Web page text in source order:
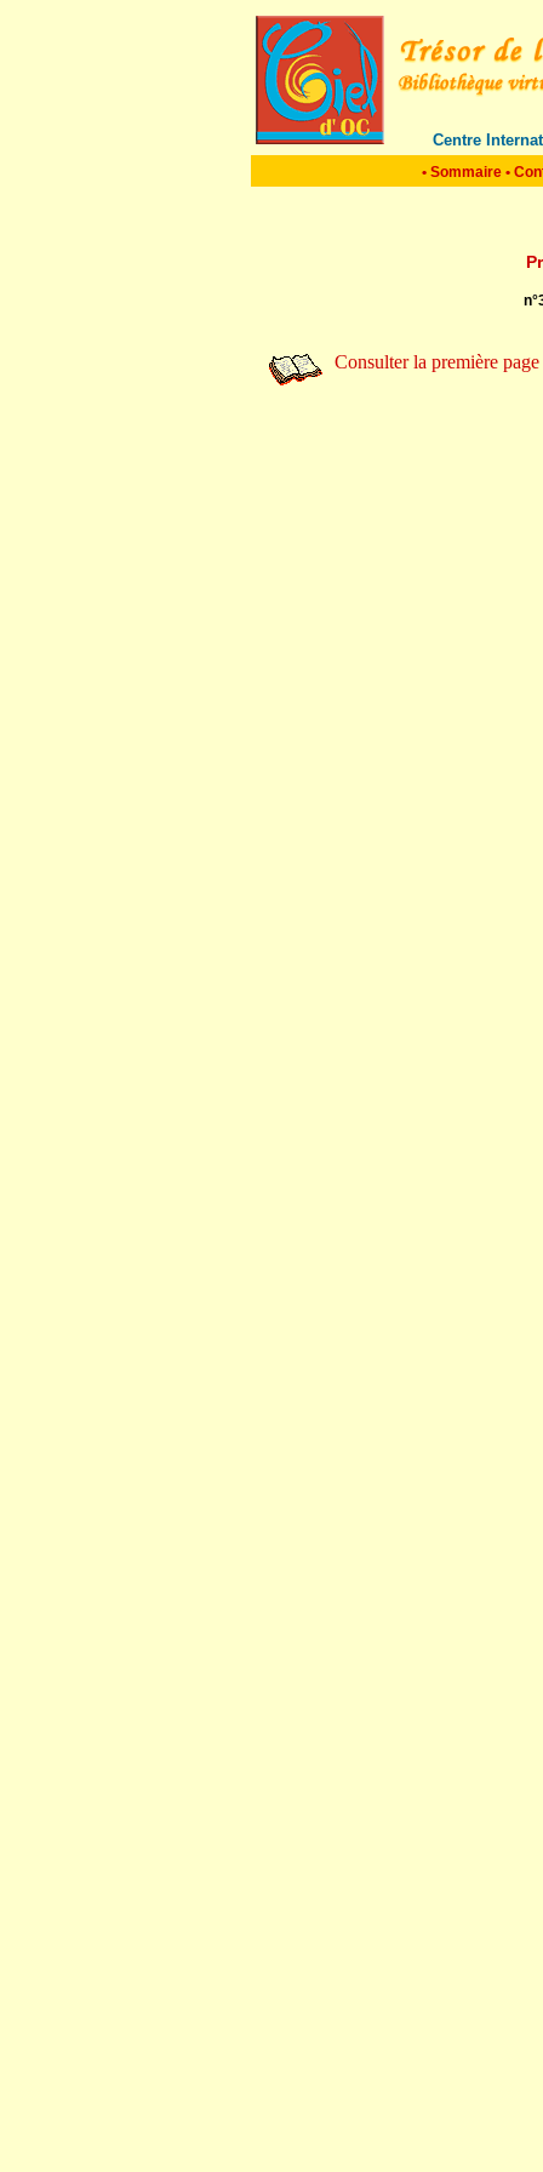
Centre
• Sommaire •
Consulter la première page